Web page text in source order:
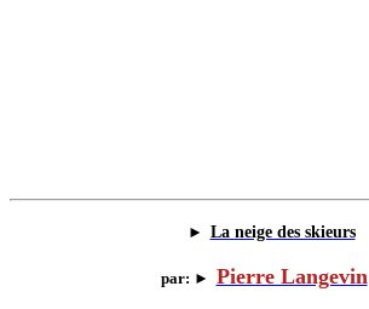
► La neige des skieurs
par: ► Pierre Langevin